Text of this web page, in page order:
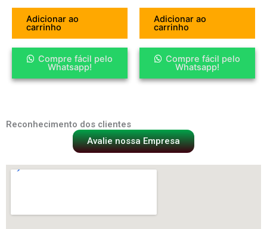
Adicionar ao
carrinho
Compre fácil pelo
Whatsapp!
Adicionar ao
carrinho
Compre fácil pelo
Whatsapp!
Reconhecimento dos clientes
Avalie nossa Empresa